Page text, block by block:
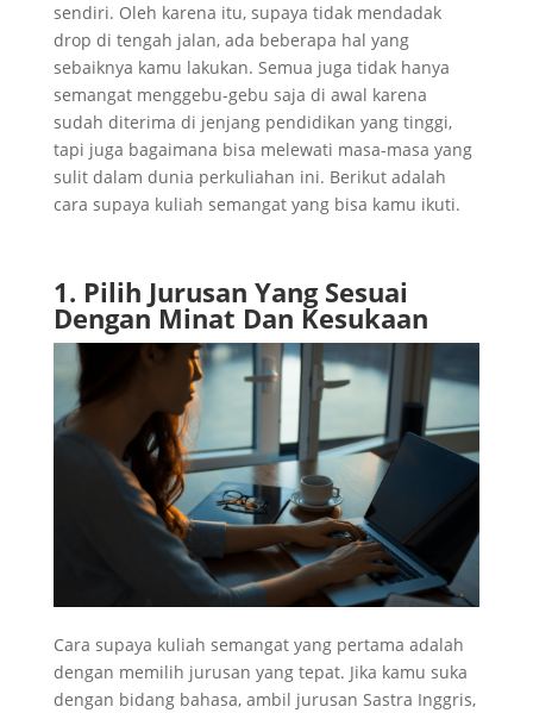
sendiri. Oleh karena itu, supaya tidak mendadak
drop di tengah jalan, ada beberapa hal yang
sebaiknya kamu lakukan. Semua juga tidak hanya
semangat menggebu-gebu saja di awal karena
sudah diterima di jenjang pendidikan yang tinggi,
tapi juga bagaimana bisa melewati masa-masa yang
sulit dalam dunia perkuliahan ini. Berikut adalah
cara supaya kuliah semangat yang bisa kamu ikuti.
1. Pilih Jurusan Yang Sesuai
Dengan Minat Dan Kesukaan
Cara supaya kuliah semangat yang pertama adalah
dengan memilih jurusan yang tepat. Jika kamu suka
dengan bidang bahasa, ambil jurusan Sastra Inggris,